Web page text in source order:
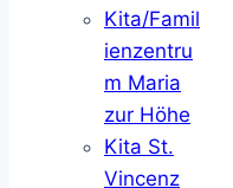
Kita/Famil
ienzentru
m Maria
zur Höhe
Kita St.
Vincenz